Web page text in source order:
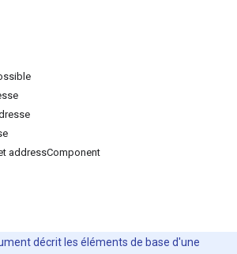
addressComponent
décrit les éléments de base d'une